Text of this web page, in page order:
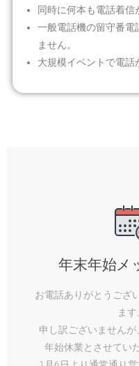
同時に何本も電話着信
一般電話機の留守番電
ません。
大規模イベントで電話
年末年始メ
お電話ありがとうござ
ます
申し訳ございません
年始休業とさせてい